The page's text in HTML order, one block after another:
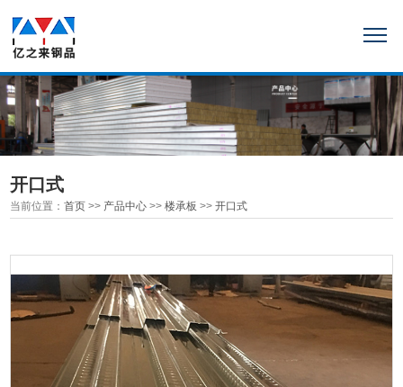
开口式
当前位置：首页 >> 产品中心 >>楼承板 >>开口式